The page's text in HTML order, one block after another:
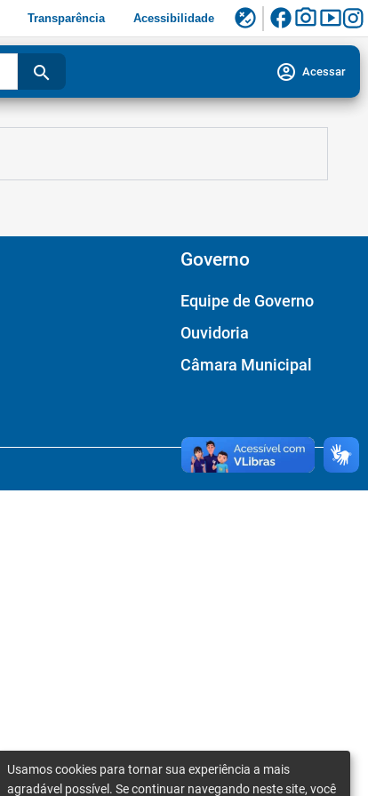
Transparência Acessibilidade flaky facebookphoto_camerasmart_display
search account_circle Acessar
Governo
Equipe de Governo
Ouvidoria
Câmara Municipal
Usamos cookies para tornar sua experiência a mais
agradável possível. Se continuar navegando neste site, você